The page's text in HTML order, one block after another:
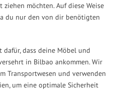
möchten. Auf diese Weise
du nur den von dir benötigten
dafür, dass deine Möbel und
in Bilbao ankommen. Wir
Transportwesen und verwenden
um eine optimale Sicherheit